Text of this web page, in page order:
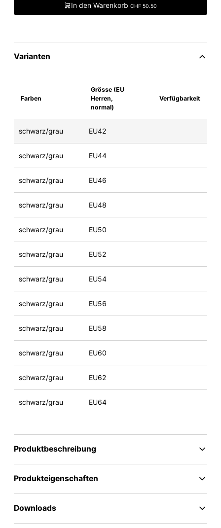
In den Warenkorb CHF 50.50
Varianten
Farben
Grösse (EU
Herren,
normal)
Verfügbarkeit
schwarz/grau EU42
schwarz/grau EU44
schwarz/grau EU46
schwarz/grau EU48
schwarz/grau EU50
schwarz/grau EU52
schwarz/grau EU54
schwarz/grau EU56
schwarz/grau EU58
schwarz/grau EU60
schwarz/grau EU62
schwarz/grau EU64
Produktbeschreibung
Produkteigenschaften
Downloads